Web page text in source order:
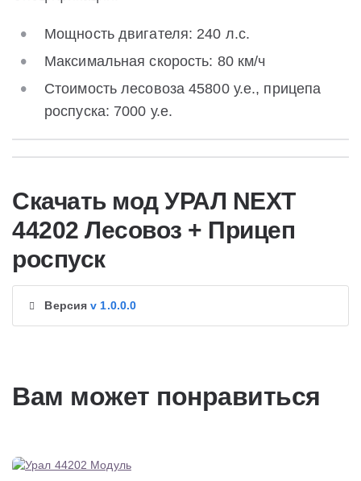
Мощность двигателя: 240 л.с.
Максимальная скорость: 80 км/ч
Стоимость лесовоза 45800 у.е., прицепа
роспуска: 7000 у.е.
Скачать мод УРАЛ NEXT
44202 Лесовоз + Прицеп
роспуск
Версияv 1.0.0.0
Вам может понравиться